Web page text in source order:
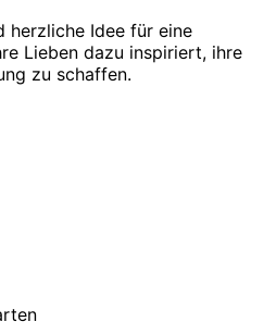
herzliche Idee für eine
Lieben dazu inspiriert, ihre
zu schaffen.